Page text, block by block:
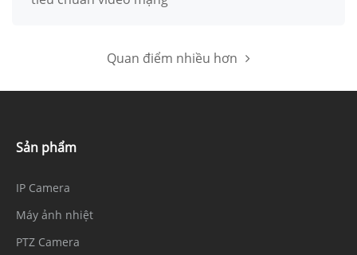
Quan điểm nhiều hơn
Sản phẩm
IP Camera
Máy ảnh nhiệt
PTZ Camera